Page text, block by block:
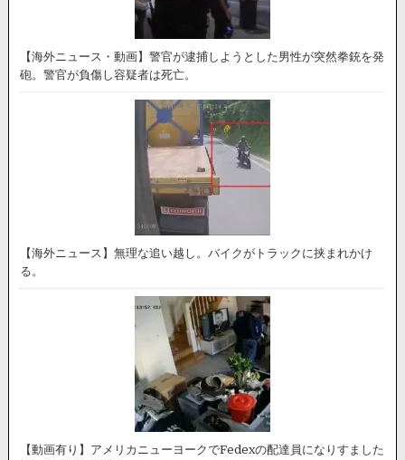
【海外ニュース・動画】警官が逮捕しようとした男性が突然拳銃を発
砲。警官が負傷し容疑者は死亡。
【海外ニュース】無理な追い越し。バイクがトラックに挟まれかけ
る。
【動画有り】アメリカニューヨークでFedexの配達員になりすました